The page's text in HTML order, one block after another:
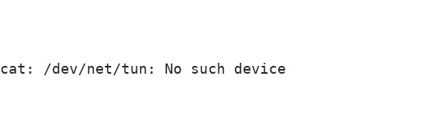
cat: /dev/net/tun: No such device